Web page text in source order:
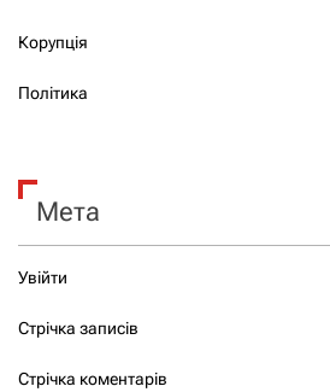
Корупція
Політика
Мета
Увійти
Стрічка записів
Стрічка коментарів